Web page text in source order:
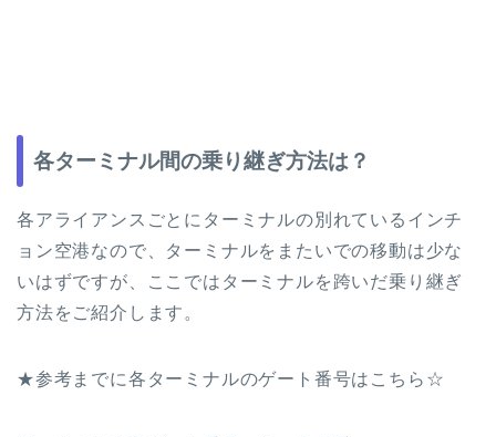
各ターミナル間の乗り継ぎ方法は？
各アライアンスごとにターミナルの別れているインチ
ョン空港なので、ターミナルをまたいでの移動は少な
いはずですが、ここではターミナルを跨いだ乗り継ぎ
方法をご紹介します。
★参考までに各ターミナルのゲート番号はこちら☆